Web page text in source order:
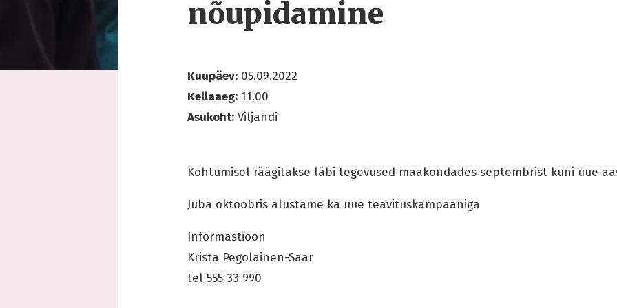
nõupidamine
Kuupäev: 05.09.2022
Kellaaeg: 11.00
Asukoht: Viljandi
Kohtumisel räägitakse läbi tegevused maakondades septembrist kuni uue
Juba oktoobris alustame ka uue teavituskampaaniga
Informastioon
Krista Pegolainen-Saar
tel 555 33 990